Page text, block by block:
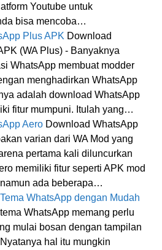
Youtube untuk
bisa mencoba…
Plus APK Download
(WA Plus) - Banyaknya
WhatsApp membuat modder
menghadirkan WhatsApp
adalah download WhatsApp
fitur mumpuni. Itulah yang…
Aero Download WhatsApp
varian dari WA Mod yang
pertama kali diluncurkan
memiliki fitur seperti APK mod
ada beberapa…
WhatsApp dengan Mudah
WhatsApp memang perlu
mulai bosan dengan tampilan
hal itu mungkin